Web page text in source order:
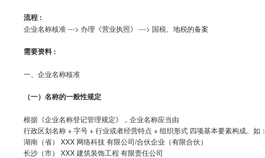
流程 :
企业名称核准 ---> 办理《营业执照》 ---> 国税、地税的备案
需要资料 :
一、企业名称核准
（一）名称的一般性规定
根据《企业名称登记管理规定》，企业名称应当由
行政区划名称 + 字号 + 行业或者经营特点 + 组织形式 四项基本要素构成。如：
湖南（省） XXX 网络科技 有限公司/合伙企业（有限合伙）
长沙（市） XXX 建筑装饰工程 有限责任公司